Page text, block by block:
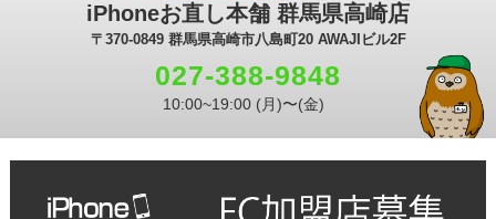
iPhoneお直し本舗 群馬県高崎店
〒370-0849 群馬県高崎市八島町20 AWAJIビル2F
027-388-9848
10:00~19:00 (月)〜(金)